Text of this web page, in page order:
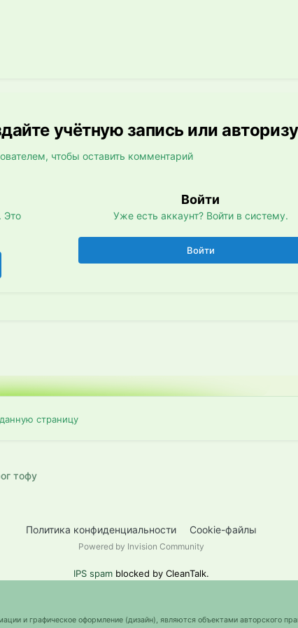
учётную запись или
чтобы оставить комментарий
Это
Войти
Уже есть аккаунт? Войти в систему.
Войти
страницу
тофу
Политика конфиденциальности Cookie-файлы
Powered by Invision Community
IPS spam blocked by CleanTalk.
и графическое оформление (дизайн), являются объектами авторского